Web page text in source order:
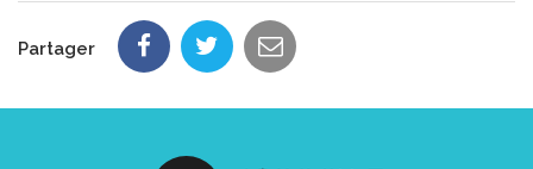
Partager